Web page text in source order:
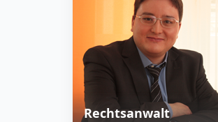
Rechtsanwalt